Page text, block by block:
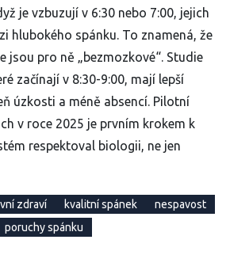
je vzbuzují v 6:30 nebo 7:00, jejich
hlubokého spánku. To znamená, že
jsou pro ně „bezmozkové“. Studie
začínají v 8:30-9:00, mají lepší
úzkosti a méně absencí. Pilotní
v roce 2025 je prvním krokem k
respektoval biologii, ne jen
zdraví kvalitní spánek
nespavost
poruchy spánku